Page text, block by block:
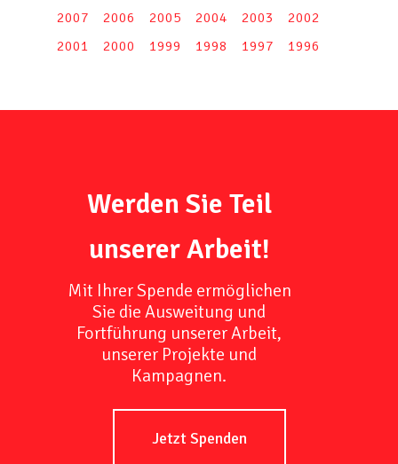
2007
2006 2005 2004 2003
2002
2001
2000 1999 1998 1997 1996
Werden Sie Teil
unserer Arbeit!
Mit Ihrer Spende ermöglichen
Sie die Ausweitung und
Fortführung unserer Arbeit,
unserer Projekte und
Kampagnen.
Jetzt Spenden